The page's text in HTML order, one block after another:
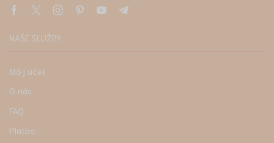
NAŠE SLUŽBY
Môj účet
O nás
FAQ
Platba